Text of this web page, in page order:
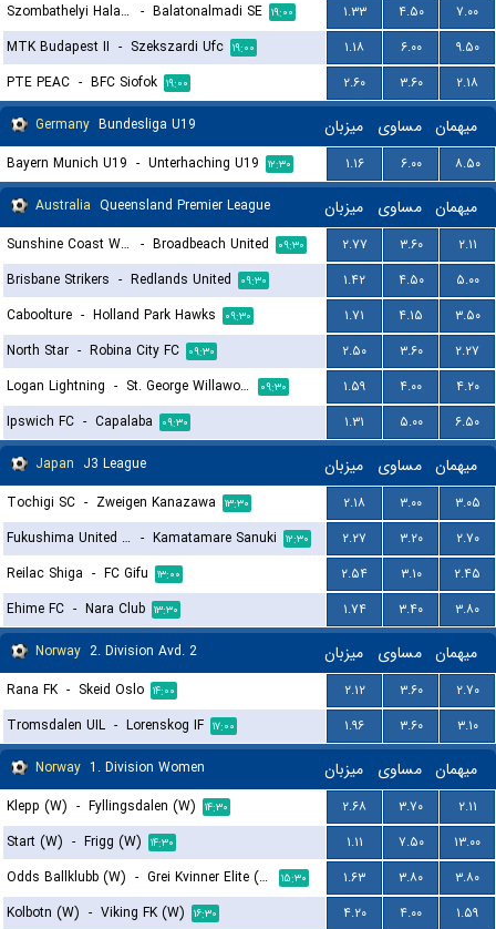
Szombathelyi Haladas - Balatonalmadi SE ۱۹:۰۰ ۱.۳۳ ۴.۵۰
۷.۰۰
MTK Budapest II - Szekszardi Ufc ۱۹:۰۰ ۱.۱۸ ۶.۰۰
۹.۵۰
PTE PEAC - BFC Siofok ۱۹:۰۰ ۲.۶۰ ۳.۶۰
۲.۱۸
Germany Bundesliga U19 میزبان مساوی میهمان
Bayern Munich U19 - Unterhaching U19 ۱۲:۳۰ ۱.۱۶ ۶.۰۰
۸.۵۰
Australia Queensland Premier League میزبان مساوی میهمان
Sunshine Coast Wanderers - Broadbeach United ۰۹:۳۰ ۲.۷۷ ۳.۶۰
۲.۱۱
Brisbane Strikers - Redlands United ۰۹:۳۰ ۱.۴۲ ۴.۵۰
۵.۰۰
Caboolture - Holland Park Hawks ۰۹:۳۰ ۱.۷۱ ۴.۱۵
۳.۵۰
North Star - Robina City FC ۰۹:۳۰ ۲.۵۰ ۳.۶۰
۲.۲۷
Logan Lightning - St. George Willawong FC ۰۹:۳۰ ۱.۵۹ ۴.۰۰
۴.۲۰
Ipswich FC - Capalaba ۰۹:۳۰ ۱.۳۱ ۵.۰۰
۶.۵۰
Japan J3 League میزبان مساوی میهمان
Tochigi SC - Zweigen Kanazawa ۱۳:۳۰ ۲.۱۸ ۳.۰۰
۳.۰۵
Fukushima United FC - Kamatamare Sanuki ۱۲:۳۰ ۲.۲۷ ۳.۲۰
۲.۷۰
Reilac Shiga - FC Gifu ۱۳:۰۰ ۲.۵۴ ۳.۱۰
۲.۴۵
Ehime FC - Nara Club ۱۳:۳۰ ۱.۷۴ ۳.۴۰
۳.۸۰
Norway 2. Division Avd. 2 میزبان مساوی میهمان
Rana FK - Skeid Oslo ۱۴:۰۰ ۲.۱۲ ۳.۶۰
۲.۷۰
Tromsdalen UIL - Lorenskog IF ۱۷:۰۰ ۱.۹۶ ۳.۶۰
۳.۱۰
Norway 1. Division Women میزبان مساوی میهمان
Klepp (W) - Fyllingsdalen (W) ۱۴:۳۰ ۲.۶۸ ۳.۷۰
۲.۱۱
Start (W) - Frigg (W) ۱۴:۳۰ ۱.۱۱ ۷.۵۰
۱۳.۰۰
Odds Ballklubb (W) - Grei Kvinner Elite (W) ۱۵:۳۰ ۱.۶۳ ۳.۸۰
۳.۸۰
Kolbotn (W) - Viking FK (W) ۱۶:۳۰ ۴.۲۰ ۴.۰۰
۱.۵۹